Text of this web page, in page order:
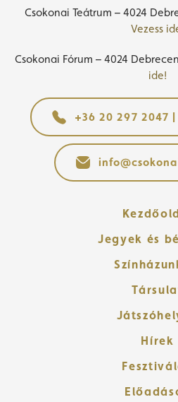
Csokonai Teátrum – 4024
Vezess
Csokonai Fórum – 4024
ide!
+36 20 297 2047
Jegyek és
Hírek